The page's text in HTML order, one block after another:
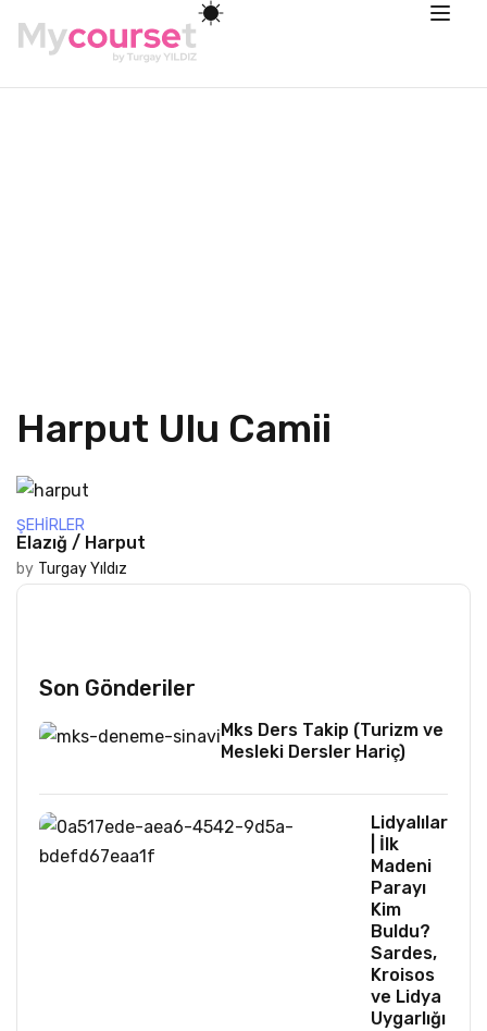
Harput Ulu Camii
ŞEHIRLER
Elazığ / Harput
by Turgay Yıldız
Son Gönderiler
Mks Ders Takip (Turizm ve
Mesleki Dersler Hariç)
Lidyalılar
| İlk
Madeni
Parayı
Kim
Buldu?
Sardes,
Kroisos
ve Lidya
Uygarlığı